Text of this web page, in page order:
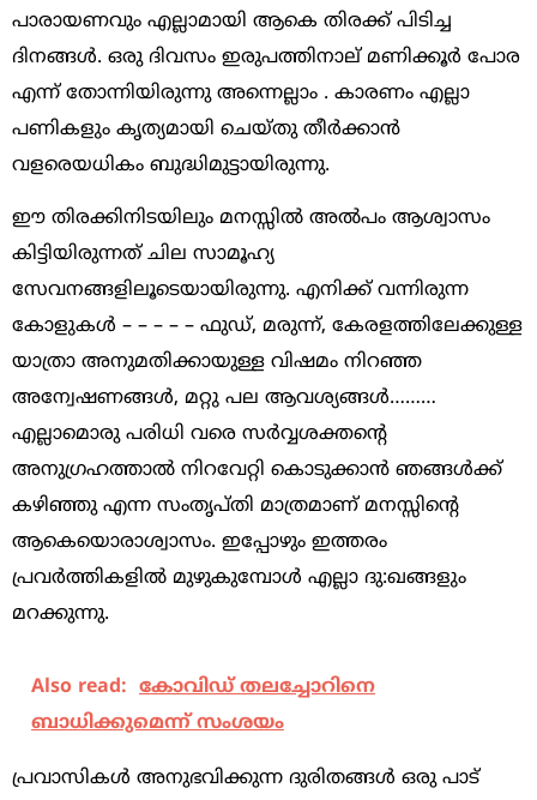
പാരായണവും എല്ലാമായി ആകെ തിരക്ക് പിടിച്ച
ദിനങ്ങൾ. ഒരു ദിവസം ഇരുപത്തിനാല് മണിക്കൂർ പോര
എന്ന് തോന്നിയിരുന്നു അന്നെല്ലാം . കാരണം എല്ലാ
പണികളും കൃത്യമായി ചെയ്തു തീർക്കാൻ
വളരെയധികം ബുദ്ധിമുട്ടായിരുന്നു.
ഈ തിരക്കിനിടയിലും മനസ്സിൽ അൽപം ആശ്വാസം
കിട്ടിയിരുന്നത് ചില സാമൂഹ്യ
സേവനങ്ങളിലൂടെയായിരുന്നു. എനിക്ക് വന്നിരുന്ന
കോളുകൾ – – – – – ഫുഡ്, മരുന്ന്, കേരളത്തിലേക്കുള്ള
യാത്രാ അനുമതിക്കായുള്ള വിഷമം നിറഞ്ഞ
അന്വേഷണങ്ങൾ, മറ്റു പല ആവശ്യങ്ങൾ………
എല്ലാമൊരു പരിധി വരെ സർവ്വശക്തൻ്റെ
അനുഗ്രഹത്താൽ നിറവേറ്റി കൊടുക്കാൻ ഞങ്ങൾക്ക്
കഴിഞ്ഞു എന്ന സംതൃപ്തി മാത്രമാണ് മനസ്സിൻ്റെ
ആകെയൊരാശ്വാസം. ഇപ്പോഴും ഇത്തരം
പ്രവർത്തികളിൽ മുഴുകുമ്പോൾ എല്ലാ ദു:ഖങ്ങളും
മറക്കുന്നു.
Also read: കോവിഡ്‌ തലച്ചോറിനെ
ബാധിക്കുമെന്ന് സംശയം
പ്രവാസികൾ അനുഭവിക്കുന്ന ദുരിതങ്ങൾ ഒരു പാട്